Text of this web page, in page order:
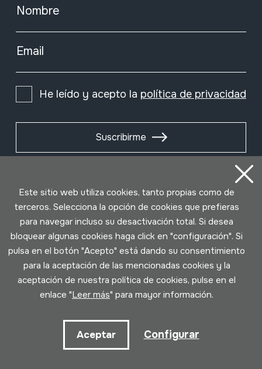
Nombre
Email
He leído y acepto la política de privacidad
Suscribirme
Política de cookies
Desarrollado por Lotura
Este sitio web utiliza cookies, tanto propias como de
terceros. Selecciona la opción de cookies que prefieras
para navegar incluso su desactivación total. Si desea
bloquear algunas cookies haga click en "configuración". Si
pulsa en el botón "Acepto" está dando su consentimiento
para la aceptación de las mencionadas cookies y la
aceptación de nuestra política de cookies, pulse en el
enlace "Leer más" para mayor información.
Aceptar Configurar